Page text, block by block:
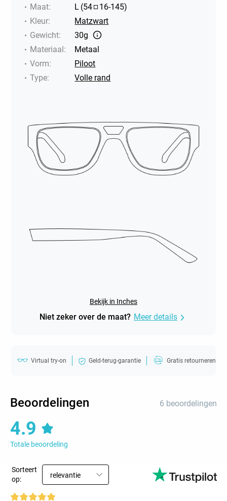
Maat: L (54 16-145)
Kleur:
Matzwart
Gewicht:
30g
Materiaal:
Metaal
Vorm:
Piloot
Type: Volle rand
Bekijk in Inches
Niet zeker over de maat? Meer details
Virtual try-on Geld-terug-garantie Gratis retourneren
Beoordelingen 6 beoordelingen
4.9
Totale beoordeling
Sorteert
op:
relevantie